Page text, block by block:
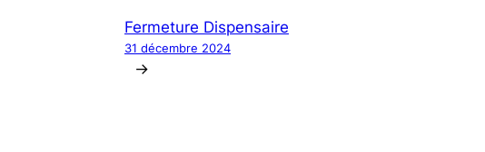
Fermeture Dispensaire
31 décembre 2024
→